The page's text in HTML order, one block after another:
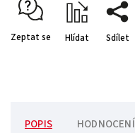
Zeptat se Hlídat Sdílet
POPIS HODNOCENÍ